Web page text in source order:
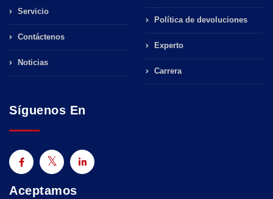
Servicio
Contáctenos
Noticias
Política de devoluciones
Experto
Carrera
Síguenos En
Aceptamos